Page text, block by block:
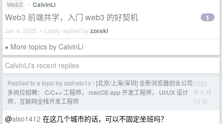
Web3 • CalvinLi
Web3 前端共学，入门 web3 的好契机
Jan 4, 2025 • Lastly replied byzzeskl
1
» More topics by CalvinLi
CalvinLi's recent replies
Replied to a topic by alphato1o › [北京/上海/深圳] 全新浏览器创业公司
多岗位招聘： C/C++ 工程师， macOS app 开发工程师， UI/UX 设计
师，互联网全栈开发工程师
2025
年 6 月
13 日
@also1412 在这几个城市的话，可以不固定坐班吗？